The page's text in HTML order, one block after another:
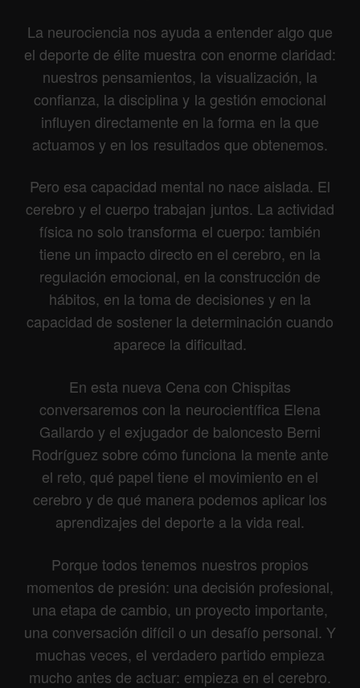
La neurociencia nos ayuda a entender algo que
el deporte de élite muestra con enorme claridad:
nuestros pensamientos, la visualización, la
confianza, la disciplina y la gestión emocional
influyen directamente en la forma en la que
actuamos y en los resultados que obtenemos.
Pero esa capacidad mental no nace aislada. El
cerebro y el cuerpo trabajan juntos. La actividad
física no solo transforma el cuerpo: también
tiene un impacto directo en el cerebro, en la
regulación emocional, en la construcción de
hábitos, en la toma de decisiones y en la
capacidad de sostener la determinación cuando
aparece la dificultad.
En esta nueva Cena con Chispitas
conversaremos con la neurocientífica Elena
Gallardo y el exjugador de baloncesto Berni
Rodríguez sobre cómo funciona la mente ante
el reto, qué papel tiene el movimiento en el
cerebro y de qué manera podemos aplicar los
aprendizajes del deporte a la vida real.
Porque todos tenemos nuestros propios
momentos de presión: una decisión profesional,
una etapa de cambio, un proyecto importante,
una conversación difícil o un desafío personal. Y
muchas veces, el verdadero partido empieza
mucho antes de actuar: empieza en el cerebro.